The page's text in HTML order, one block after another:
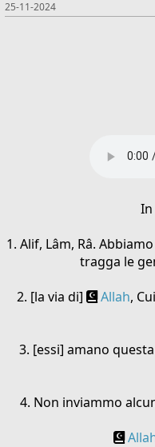
25-11-2024
1. Alif, Lâm, Râ.
tragga le
2. [la via di]
Allah,
3. [essi] amano
4. Non inviammo